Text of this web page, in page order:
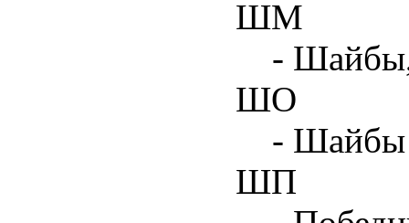
ШМ
- Шайбы,
ШО
- Шайбы
ШП